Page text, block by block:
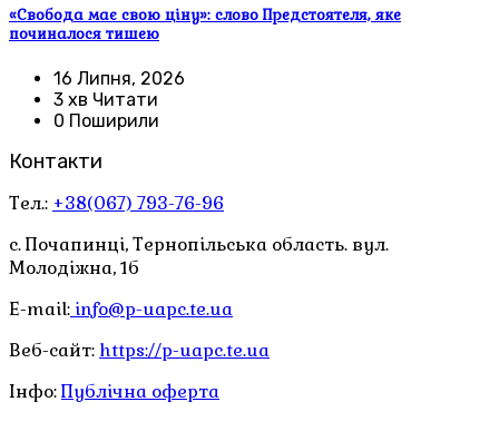
«Свобода має свою ціну»: слово Предстоятеля, яке
починалося тишею
16 Липня, 2026
3 хв Читати
0 Поширили
Контакти
Тел.: +38(067) 793-76-96
с. Почапинці, Тернопільська область. вул.
Молодіжна, 1б
E-mail: info@p-uapc.te.ua
Веб-сайт: https://p-uapc.te.ua
Інфо:Публічна оферта